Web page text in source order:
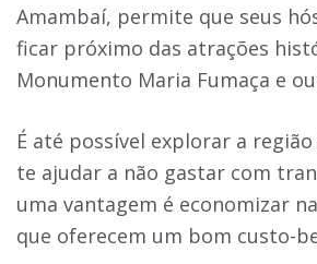
Amambaí, permite que seus
ficar próximo das atrações
Monumento Maria Fumaça e
É até possível explorar a
te ajudar a não gastar com
uma vantagem é economizar
que oferecem um bom custo-